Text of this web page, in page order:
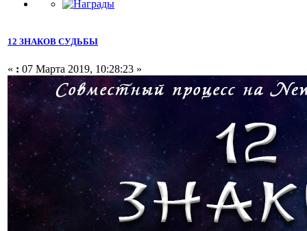
12 ЗНАКОВ СУДЬБЫ
« : 07 Марта 2019, 10:28:23 »